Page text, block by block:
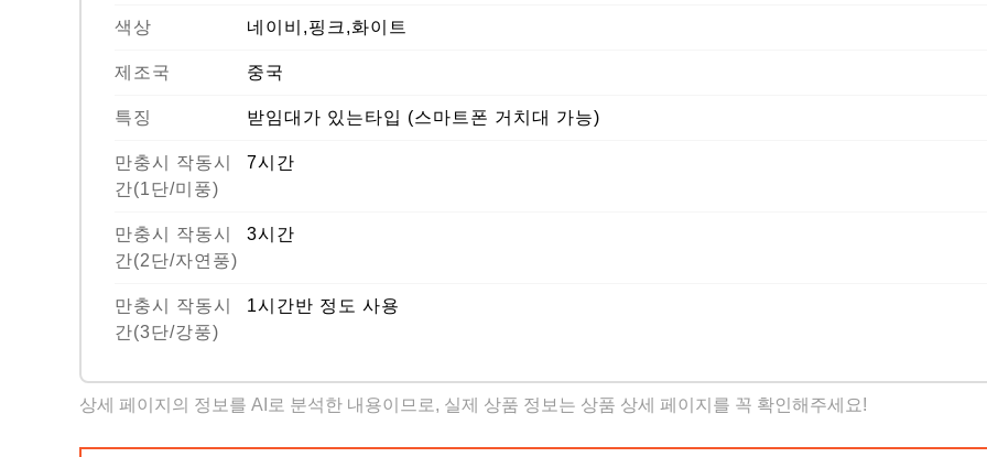
색상 네이비,핑크,화이트
제조국 중국
특징 받임대가 있는타입 (스마트폰 거치대 가능)
만충시 작동시
간(1단/미풍)
7시간
만충시 작동시
간(2단/자연풍)
3시간
만충시 작동시
간(3단/강풍)
1시간반 정도 사용
상세 페이지의 정보를 AI로 분석한 내용이므로, 실제 상품 정보는 상품 상세 페이지를 꼭 확인해주세요!